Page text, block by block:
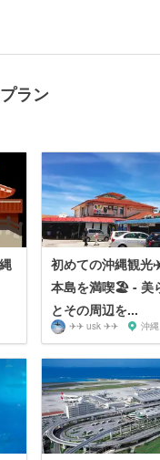
ラン
初めての沖縄観光
本島を満喫🏖 - 美
とその周辺を...
✈✈ usk ✈✈ 沖縄